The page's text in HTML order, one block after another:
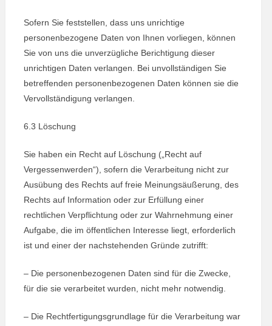
Sofern Sie feststellen, dass uns unrichtige
personenbezogene Daten von Ihnen vorliegen, können
Sie von uns die unverzügliche Berichtigung dieser
unrichtigen Daten verlangen. Bei unvollständigen Sie
betreffenden personenbezogenen Daten können sie die
Vervollständigung verlangen.
6.3 Löschung
Sie haben ein Recht auf Löschung („Recht auf
Vergessenwerden“), sofern die Verarbeitung nicht zur
Ausübung des Rechts auf freie Meinungsäußerung, des
Rechts auf Information oder zur Erfüllung einer
rechtlichen Verpflichtung oder zur Wahrnehmung einer
Aufgabe, die im öffentlichen Interesse liegt, erforderlich
ist und einer der nachstehenden Gründe zutrifft:
– Die personenbezogenen Daten sind für die Zwecke,
für die sie verarbeitet wurden, nicht mehr notwendig.
– Die Rechtfertigungsgrundlage für die Verarbeitung war